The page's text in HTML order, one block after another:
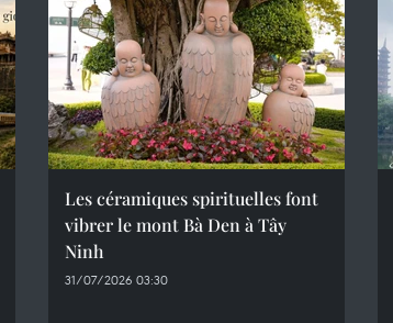
Les céramiques spirituelles font
vibrer le mont Bà Den à Tây
Ninh
31/07/2026 03:30